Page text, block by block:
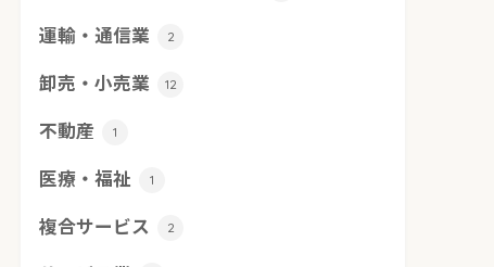
運輸・通信業 2
卸売・小売業 12
不動産 1
医療・福祉 1
複合サービス 2